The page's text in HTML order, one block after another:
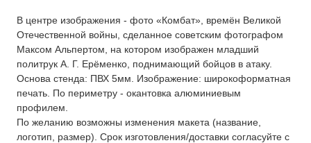
Лазерная резка
Доставка и оплата
О компании
Контакты
В центре изображения - фото «Комбат», времён Великой
Отечественной войны, сделанное советским фотографом
Максом Альпертом, на котором изображен младший
политрук А. Г. Ерёменко, поднимающий бойцов в атаку.
Основа стенда: ПВХ 5мм. Изображение: широкоформатная
печать. По периметру - окантовка алюминиевым
профилем.
По желанию возможны изменения макета (название,
логотип, размер). Срок изготовления/доставки согласуйте с